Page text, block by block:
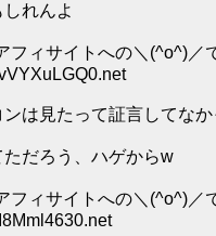
れんよ
フィサイトへの＼(^o^)／
は見たって証言してなか
だろう、ハゲからw
フィサイトへの＼(^o^)／